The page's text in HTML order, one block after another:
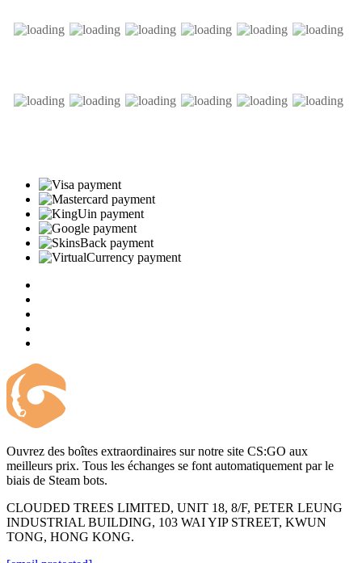
Ouvrez des boîtes extraordinaires sur notre site CS:GO aux
meilleurs prix. Tous les échanges se font automatiquement par le
biais de Steam bots.
CLOUDED TREES LIMITED, UNIT 18, 8/F, PETER LEUNG
INDUSTRIAL BUILDING, 103 WAI YIP STREET, KWUN
TONG, HONG KONG.